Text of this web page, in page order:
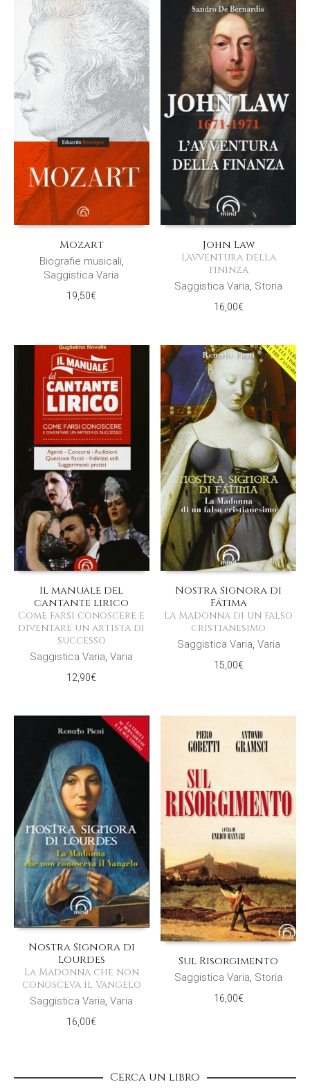
Mozart
Biografie musicali,
Saggistica Varia
19,50€
John Law
L'avventura della
fininza
Saggistica Varia, Storia
16,00€
Il manuale del
cantante lirico
Come farsi conoscere e
diventare un artista di
successo
Saggistica Varia,Varia
12,90€
Nostra Signora di
Fátima
La Madonna di un falso
cristianesimo
Saggistica Varia, Varia
15,00€
Nostra Signora di
Lourdes
La Madonna che non
conosceva il Vangelo
Saggistica Varia,Varia
16,00€
Sul Risorgimento
Saggistica Varia, Storia
16,00€
Cerca un libro